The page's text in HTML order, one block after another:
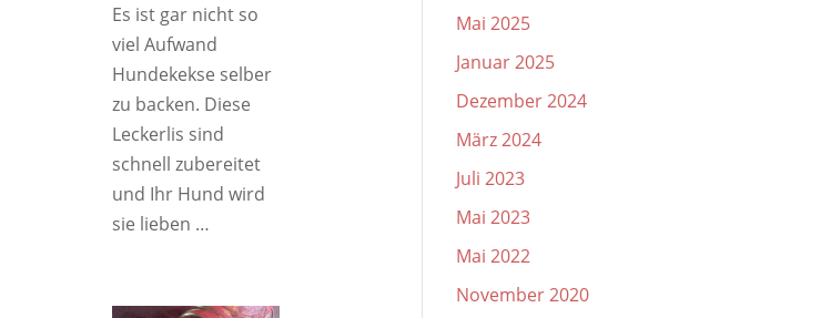
Es ist gar nicht so
viel Aufwand
Hundekekse selber
zu backen. Diese
Leckerlis sind
schnell zubereitet
und Ihr Hund wird
sie lieben …
Mai 2025
Januar 2025
Dezember 2024
März 2024
Juli 2023
Mai 2023
Mai 2022
November 2020